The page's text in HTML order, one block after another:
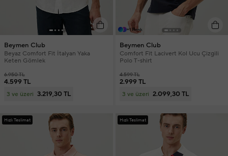
Beymen Club
Beyaz Comfort Fit İtalyan Yaka
Keten Gömlek
6.950 TL
4.599 TL
3 ve üzeri 3.219,30 TL
+1 Renk
Beymen Club
Comfort Fit Lacivert Kol Ucu Çizgili
Polo T-shirt
4.599 TL
2.999 TL
3 ve üzeri 2.099,30 TL
Hızlı Teslimat Hızlı Teslimat